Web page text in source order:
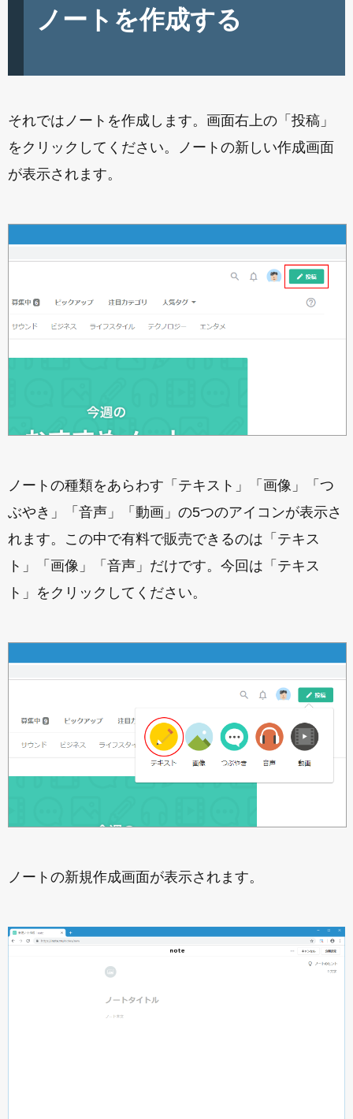
ノートを作成する
それではノートを作成します。画面右上の「投稿」
をクリックしてください。ノートの新しい作成画面
が表示されます。
ノートの種類をあらわす「テキスト」「画像」「つ
ぶやき」「音声」「動画」の5つのアイコンが表示さ
れます。この中で有料で販売できるのは「テキス
ト」「画像」「音声」だけです。今回は「テキス
ト」をクリックしてください。
ノートの新規作成画面が表示されます。